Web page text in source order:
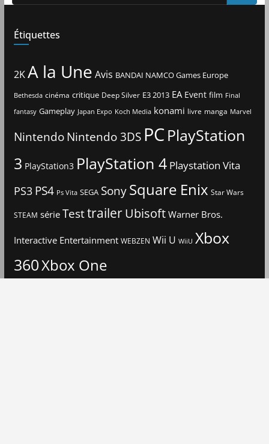
Étiquettes
2KA la Une Avis BANDAI NAMCO Games Europe
Bethesda cinéma critique Deep Silver E3 2013 EA Event film Final
fantasy Gameplay Japan Expo Koch Media konami livre manga Marvel
Nintendo Nintendo 3DS PCPlayStation
3 PlayStation3 PlayStation 4 Playstation Vita
PS3 PS4 Ps Vita SEGA Sony Square Enix Star Wars
STEAM série TesttrailerUbisoftWarner Bros.
Interactive Entertainment WEBZEN Wii U WiiU Xbox
360Xbox One